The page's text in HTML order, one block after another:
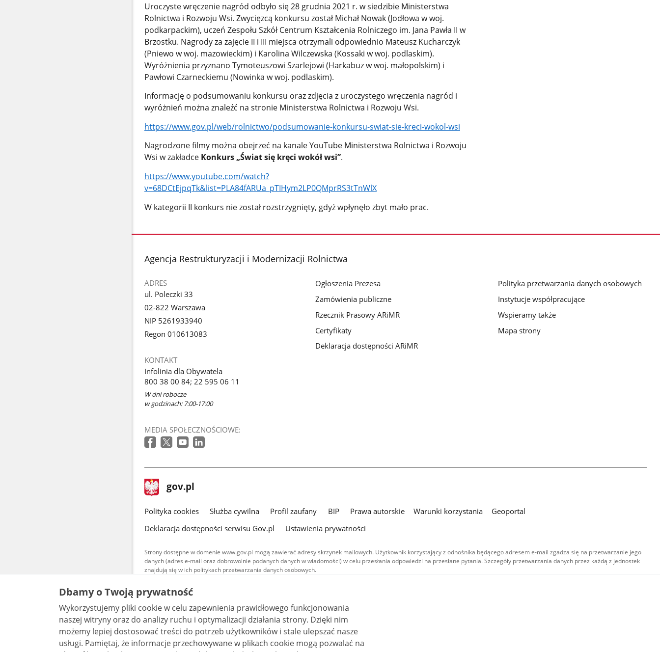
Uroczyste wręczenie nagród odbyło się 28 grudnia 2021 r. w siedzibie Ministerstwa
Rolnictwa i Rozwoju Wsi. Zwycięzcą konkursu został Michał Nowak (Jodłowa w woj.
podkarpackim), uczeń Zespołu Szkół Centrum Kształcenia Rolniczego im. Jana Pawła II w
Brzostku. Nagrody za zajęcie II i III miejsca otrzymali odpowiednio Mateusz Kucharczyk
(Pniewo w woj. mazowieckim) i Karolina Wilczewska (Kossaki w woj. podlaskim).
Wyróżnienia przyznano Tymoteuszowi Szarlejowi (Harkabuz w woj. małopolskim) i
Pawłowi Czarneckiemu (Nowinka w woj. podlaskim).
Informację o podsumowaniu konkursu oraz zdjęcia z uroczystego wręczenia nagród i
wyróżnień można znaleźć na stronie Ministerstwa Rolnictwa i Rozwoju Wsi.
https://www.gov.pl/web/rolnictwo/podsumowanie-konkursu-swiat-sie-kreci-wokol-wsi
Nagrodzone filmy można obejrzeć na kanale YouTube Ministerstwa Rolnictwa i Rozwoju
Wsi w zakładce Konkurs „Świat się kręci wokół wsi”.
https://www.youtube.com/watch?
v=68DCtEjpqTk&list=PLA84fARUa_pTIHym2LP0QMprRS3tTnWlX
W kategorii II konkurs nie został rozstrzygnięty, gdyż wpłynęło zbyt mało prac.
stopka
Agencja Restrukturyzacji i Modernizacji Rolnictwa
ADRES
ul. Poleczki 33
02-822 Warszawa
NIP 5261933940
Regon 010613083
KONTAKT
Infolinia dla Obywatela
800 38 00 84; 22 595 06 11
W dni robocze
w godzinach: 7:00-17:00
MEDIA SPOŁECZNOŚCIOWE:
Ogłoszenia Prezesa
Zamówienia publiczne
Rzecznik Prasowy ARiMR
Certyfikaty
Deklaracja dostępności ARiMR
Polityka przetwarzania danych osobowych
Instytucje współpracujące
Wspieramy także
Mapa strony
stopka
gov.pl Strona
gov.pl
gov.pl
Polityka cookies Służba cywilna Profil zaufany BIP Prawa autorskie Warunki korzystania
Geoportal
Deklaracja dostępności serwisu Gov.pl
Ustawienia prywatności
Strony dostępne w domenie www.gov.pl mogą zawierać adresy skrzynek mailowych. Użytkownik korzystający z odnośnika będącego adresem e-mail zgadza się na przetwarzanie jego
danych (adres e-mail oraz dobrowolnie podanych danych w wiadomości) w celu przesłania odpowiedzi na przesłane pytania. Szczegóły przetwarzania danych przez każdą z jednostek
znajdują się w ich politykach przetwarzania danych osobowych.
Treści tekstowe publikowane w serwisie (z wyłączeniem treści audiowizualnych), są
udostępniane na licencji typu Creative Commons: uznanie autorstwa - na tych samych
warunkach 4.0 (CC BY-SA 4.0). Materiały audiowizualne, w tym zdjęcia, materiały audio i wideo,
są udostępniane na licencji typu Creative Commons: uznanie autorstwa użycie niekomercyjne -
bez utworów zależnych 4.0 (CC BY-NC-ND 4.0), o ile nie jest to stwierdzone inaczej.
Dbamy o Twoją prywatność
Wykorzystujemy pliki cookie w celu zapewnienia prawidłowego funkcjonowania
naszej witryny oraz do analizy ruchu i optymalizacji działania strony. Dzięki nim
możemy lepiej dostosować treści do potrzeb użytkowników i stale ulepszać nasze
usługi. Pamiętaj, że informacje przechowywane w plikach cookie mogą pozwalać na